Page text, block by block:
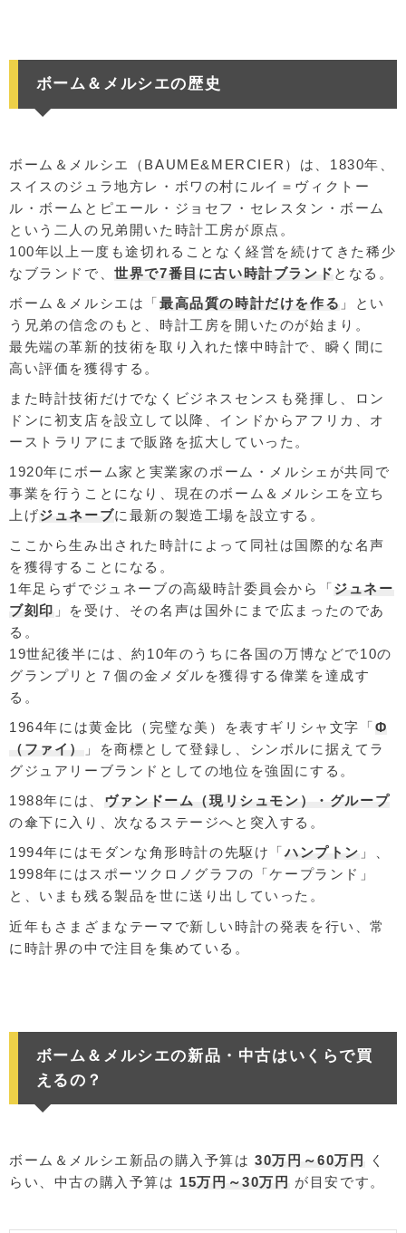
ボーム＆メルシエの歴史
ボーム＆メルシエ（BAUME&MERCIER）は、1830年、
スイスのジュラ地方レ・ボワの村にルイ＝ヴィクトー
ル・ボームとピエール・ジョセフ・セレスタン・ボーム
という二人の兄弟開いた時計工房が原点。
100年以上一度も途切れることなく経営を続けてきた稀少
なブランドで、世界で7番目に古い時計ブランド となる。
ボーム＆メルシエは「最高品質の時計だけを作る 」とい
う兄弟の信念のもと、時計工房を開いたのが始まり。
最先端の革新的技術を取り入れた懐中時計で、瞬く間に
高い評価を獲得する。
また時計技術だけでなくビジネスセンスも発揮し、ロン
ドンに初支店を設立して以降、インドからアフリカ、オ
ーストラリアにまで販路を拡大していった。
1920年にボーム家と実業家のポーム・メルシェが共同で
事業を行うことになり、現在のボーム＆メルシエを立ち
上げジュネーブに最新の製造工場を設立する。
ここから生み出された時計によって同社は国際的な名声
を獲得することになる。
1年足らずでジュネーブの高級時計委員会から「ジュネー
ブ刻印 」を受け、その名声は国外にまで広まったのであ
る。
19世紀後半には、約10年のうちに各国の万博などで10の
グランプリと７個の金メダルを獲得する偉業を達成す
る。
1964年には黄金比（完璧な美）を表すギリシャ文字「Φ
（ファイ）
」を商標として登録し、シンボルに据えてラ
グジュアリーブランドとしての地位を強固にする。
1988年には、 ヴァンドーム（現リシュモン）・グループ
の傘下に入り、次なるステージへと突入する。
1994年にはモダンな角形時計の先駆け「ハンプトン 」、
1998年にはスポーツクロノグラフの「ケープランド」
と、いまも残る製品を世に送り出していった。
近年もさまざまなテーマで新しい時計の発表を行い、常
に時計界の中で注目を集めている。
ボーム＆メルシエの新品・中古はいくらで買
えるの？
ボーム＆メルシエ新品の購入予算は30万円～60万円
く
らい、中古の購入予算は 15万円～30万円 が目安です。